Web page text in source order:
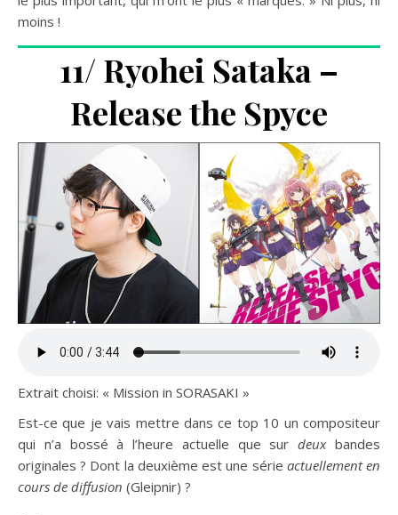
moins !
11/ Ryohei Sataka –
Release the Spyce
Extrait choisi: « Mission in SORASAKI »
Est-ce que je vais mettre dans ce top 10 un compositeur
qui n’a bossé à l’heure actuelle que surdeuxbandes
originales ? Dont la deuxième est une série actuellement en
cours de diffusion (Gleipnir) ?